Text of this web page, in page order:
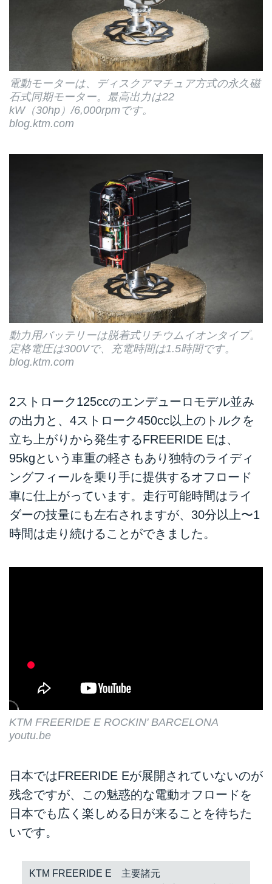
電動モーターは、ディスクアマチュア方式の永久磁
石式同期モーター。最高出力は22
kW（30hp）/6,000rpmです。
blog.ktm.com
動力用バッテリーは脱着式リチウムイオンタイプ。
定格電圧は300Vで、充電時間は1.5時間です。
blog.ktm.com
2ストローク125ccのエンデューロモデル並み
の出力と、4ストローク450cc以上のトルクを
立ち上がりから発生するFREERIDE Eは、
95kgという車重の軽さもあり独特のライディ
ングフィールを乗り手に提供するオフロード
車に仕上がっています。走行可能時間はライ
ダーの技量にも左右されますが、30分以上〜1
時間は走り続けることができました。
KTM FREERIDE E ROCKIN' BARCELONA
youtu.be
日本ではFREERIDE Eが展開されていないのが
残念ですが、この魅惑的な電動オフロードを
日本でも広く楽しめる日が来ることを待ちた
いです。
KTM FREERIDE E 主要諸元